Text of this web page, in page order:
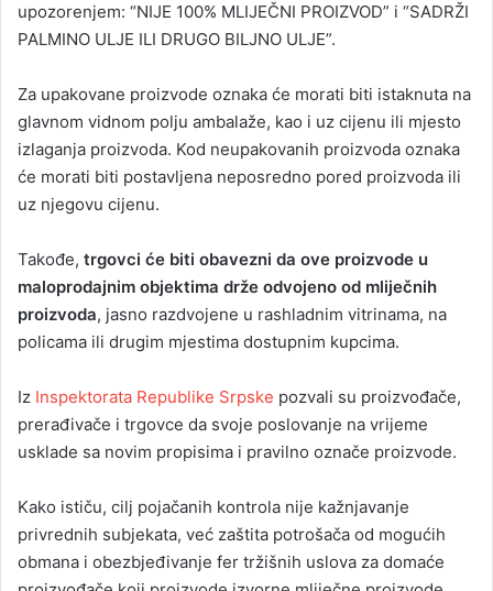
upozorenjem: “NIJE 100% MLIJEČNI PROIZVOD” i “SADRŽI
PALMINO ULJE ILI DRUGO BILJNO ULJE”.
Za upakovane proizvode oznaka će morati biti istaknuta na
glavnom vidnom polju ambalaže, kao i uz cijenu ili mjesto
izlaganja proizvoda. Kod neupakovanih proizvoda oznaka
će morati biti postavljena neposredno pored proizvoda ili
uz njegovu cijenu.
Takođe, trgovci će biti obavezni da ove proizvode u
maloprodajnim objektima drže odvojeno od mliječnih
proizvoda, jasno razdvojene u rashladnim vitrinama, na
policama ili drugim mjestima dostupnim kupcima.
Iz Inspektorata Republike Srpske pozvali su proizvođače,
prerađivače i trgovce da svoje poslovanje na vrijeme
usklade sa novim propisima i pravilno označe proizvode.
Kako ističu, cilj pojačanih kontrola nije kažnjavanje
privrednih subjekata, već zaštita potrošača od mogućih
obmana i obezbjeđivanje fer tržišnih uslova za domaće